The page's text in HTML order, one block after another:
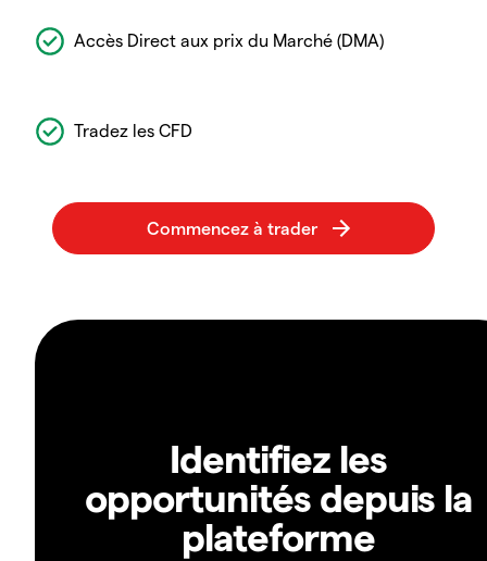
Accès Direct aux prix du Marché (DMA)
Tradez les CFD
Identifiez les
opportunités depuis la
plateforme